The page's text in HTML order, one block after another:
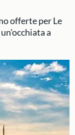
offerte per Le
a